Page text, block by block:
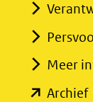
Meer
Archief